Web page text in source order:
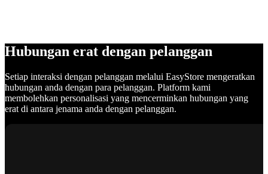
Hubungan erat dengan pelanggan
Setiap interaksi dengan pelanggan melalui EasyStore mengeratkan
hubungan anda dengan para pelanggan. Platform kami
membolehkan personalisasi yang mencerminkan hubungan yang
erat di antara jenama anda dengan pelanggan.